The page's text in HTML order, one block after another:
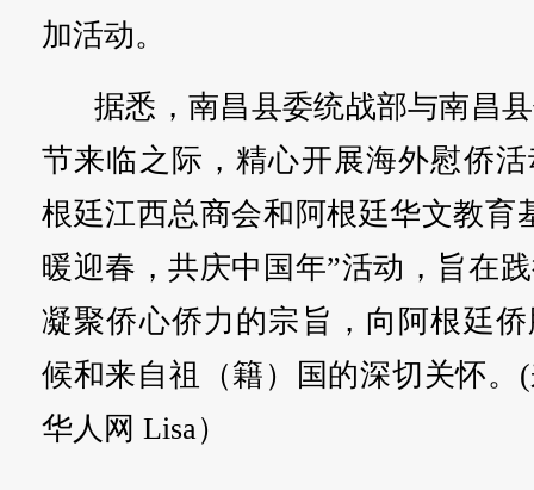
加活动。
据悉，南昌县委统战部与南昌
节来临之际，精心开展海外慰侨
根廷江西总商会和阿根廷华文教育
暖迎春，共庆中国年”活动，旨在
凝聚侨心侨力的宗旨，向阿根廷
候和来自祖（籍）国的深切关怀。
华人网 Lisa）